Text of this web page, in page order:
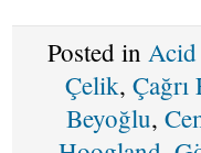
Posted in
Çelik, Çağrı
Beyoğlu,